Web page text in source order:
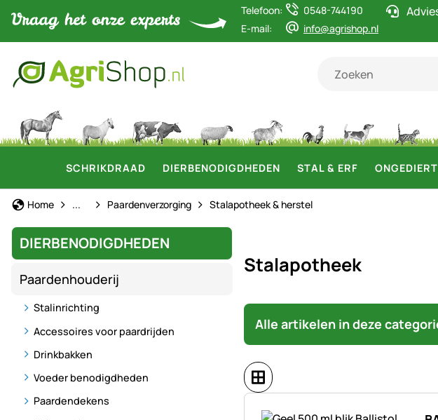
Telefoon:
0548-744190
E-mail:
info@agrishop.nl
SCHRIKDRAAD DIERBENODIGDHEDEN STAL & ERF
Home Paardenhouderij
... Paardenverzorging Stalapotheek & herstel
DIERBENODIGDHEDEN
Paardenhouderij
Stalinrichting
Accessoires voor paardrijden
Drinkbakken
Voeder benodigdheden
Paardendekens
Stalapotheek
Alle artikelen in deze